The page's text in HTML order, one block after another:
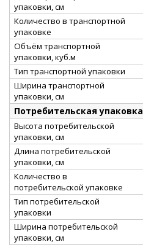
упаковки, см
Количество в транспортной
упаковке
Объём транспортной
упаковки, куб.м
Тип транспортной упаковки
Ширина транспортной
упаковки, см
Потребительская упаковка
Высота потребительской
упаковки, см
Длина потребительской
упаковки, см
Количество в
потребительской упаковке
Тип потребительской
упаковки
Ширина потребительской
упаковки, см